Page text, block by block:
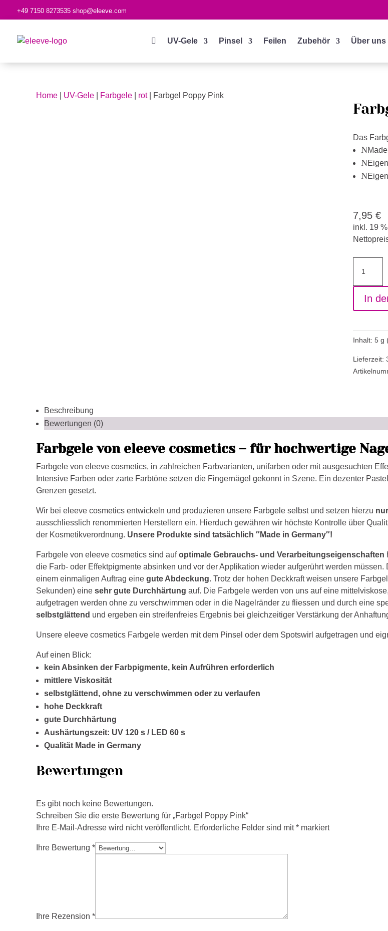
+49 7150 8273535 shop@eleeve.com
 UV-Gele Pinsel Feilen Zubehör Über uns
Home UV-Gele Farbgele rot| Farbgel Poppy Pink
Das
N
N
N
7,95 €
inkl. 19
Poppy
Pink
Menge
In
Inhalt: 5 g
Lieferzeit:
Beschreibung
Bewertungen (0)
Farbgele von eleeve cosmetics – für hochwertige
Farbgele von eleeve cosmetics, in zahlreichen Farbvarianten, unifarben oder mit ausgesuchten
Intensive Farben oder zarte Farbtöne setzen die Fingernägel gekonnt in Szene. Ein dezenter
Grenzen gesetzt.
Wir bei eleeve cosmetics entwickeln und produzieren unsere Farbgele selbst und setzen hierzu
ausschliesslich renommierten Herstellern ein. Hierduch gewähren wir höchste Kontrolle über
der Kosmetikverordnung. Unsere Produkte sind tatsächlich ″Made in Germany″!
Farbgele von eleeve cosmetics sind aufoptimale Gebrauchs- und Verarbeitungseigenschaften
die Farb- oder Effektpigmente absinken und vor der Applikation wieder aufgerührt werden
einem einmaligen Auftrag eine gute Abdeckung. Trotz der hohen Deckkraft weisen unsere
Sekunden) eine sehr gute Durchhärtung auf. Die Farbgele werden von uns auf eine
aufgetragen werden ohne zu verschwimmen oder in die Nagelränder zu fliessen und durch eine
selbstglättend und ergeben ein streifenfreies Ergebnis bei gleichzeitiger Verstärkung der
Unsere eleeve cosmetics Farbgele werden mit dem Pinsel oder dem Spotswirl aufgetragen und
Auf einen Blick:
kein Absinken der Farbpigmente, kein Aufrühren erforderlich
mittlere Viskosität
selbstglättend, ohne zu verschwimmen oder zu verlaufen
hohe Deckkraft
gute Durchhärtung
Aushärtungszeit: UV 120 s / LED 60 s
Qualität Made in Germany
Bewertungen
Es gibt noch keine Bewertungen.
Schreiben Sie die erste Bewertung für „Farbgel Poppy Pink“
Ihre E-Mail-Adresse wird nicht veröffentlicht. Erforderliche Felder sind mit* markiert
Ihre Bewertung *
Ihre Rezension *